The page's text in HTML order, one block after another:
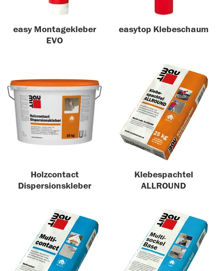
easy Montagekleber
EVO
easytop Klebeschaum
Holzcontact
Dispersionskleber
Klebespachtel
ALLROUND